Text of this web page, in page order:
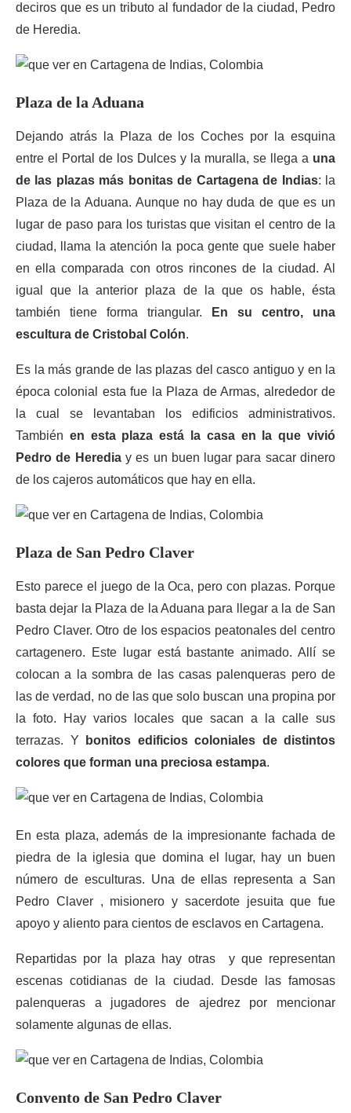
deciros que es un tributo al fundador de la ciudad, Pedro
de Heredia.
Plaza de la Aduana
Dejando atrás la Plaza de los Coches por la esquina
entre el Portal de los Dulces y la muralla, se llega a una
de las plazas más bonitas de Cartagena de Indias: la
Plaza de la Aduana. Aunque no hay duda de que es un
lugar de paso para los turistas que visitan el centro de la
ciudad, llama la atención la poca gente que suele haber
en ella comparada con otros rincones de la ciudad. Al
igual que la anterior plaza de la que os hable, ésta
también tiene forma triangular.
En su centro, una
escultura de Cristobal Colón.
Es la más grande de las plazas del casco antiguo y en la
época colonial esta fue la Plaza de Armas, alrededor de
la cual se levantaban los edificios administrativos.
También en esta plaza está la casa en la que vivió
Pedro de Herediay es un buen lugar para sacar dinero
de los cajeros automáticos que hay en ella.
Plaza de San Pedro Claver
Esto parece el juego de la Oca, pero con plazas. Porque
basta dejar la Plaza de la Aduana para llegar a la de San
Pedro Claver. Otro de los espacios peatonales del centro
cartagenero. Este lugar está bastante animado. Allí se
colocan a la sombra de las casas palenqueras pero de
las de verdad, no de las que solo buscan una propina por
la foto. Hay varios locales que sacan a la calle sus
terrazas. Y
bonitos edificios coloniales de distintos
colores que forman una preciosa estampa.
En esta plaza, además de la impresionante fachada de
piedra de la iglesia que domina el lugar, hay un buen
número de esculturas. Una de ellas representa a San
Pedro Claver , misionero y sacerdote jesuita que fue
apoyo y aliento para cientos de esclavos en Cartagena.
Repartidas por la plaza hay otras y que representan
escenas cotidianas de la ciudad. Desde las famosas
palenqueras a jugadores de ajedrez por mencionar
solamente algunas de ellas.
Convento de San Pedro Claver